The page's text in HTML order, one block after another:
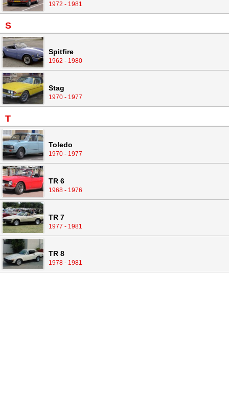
1972 - 1981
S
Spitfire
1962 - 1980
Stag
1970 - 1977
T
Toledo
1970 - 1977
TR 6
1968 - 1976
TR 7
1977 - 1981
TR 8
1978 - 1981